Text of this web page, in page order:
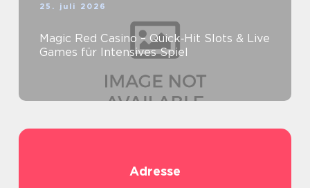
25. juli 2026
Magic Red Casino – Quick‑Hit Slots & Live
Games für Intensives Spiel
Adresse